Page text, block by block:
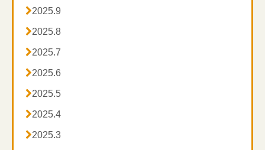
2025.9
2025.8
2025.7
2025.6
2025.5
2025.4
2025.3